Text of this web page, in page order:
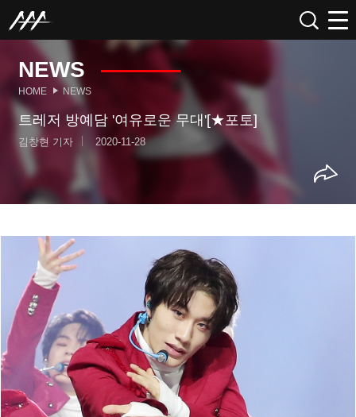
NEWS
HOME NEWS
트레저 방예담 '여유로운 무대'[★포토]
김창현 기자 2020-11-28